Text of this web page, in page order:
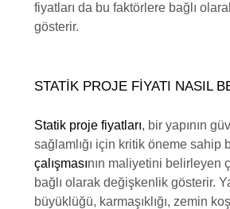
fiyatları da bu faktörlere bağlı
gösterir.
STATIK PROJE FIYATI NASIL
Statik proje fiyatları, bir yapının
sağlamlığı için kritik öneme sahip
çalışmasının maliyetini belirleyen
bağlı olarak değişkenlik gösterir.
büyüklüğü, karmaşıklığı, zemin